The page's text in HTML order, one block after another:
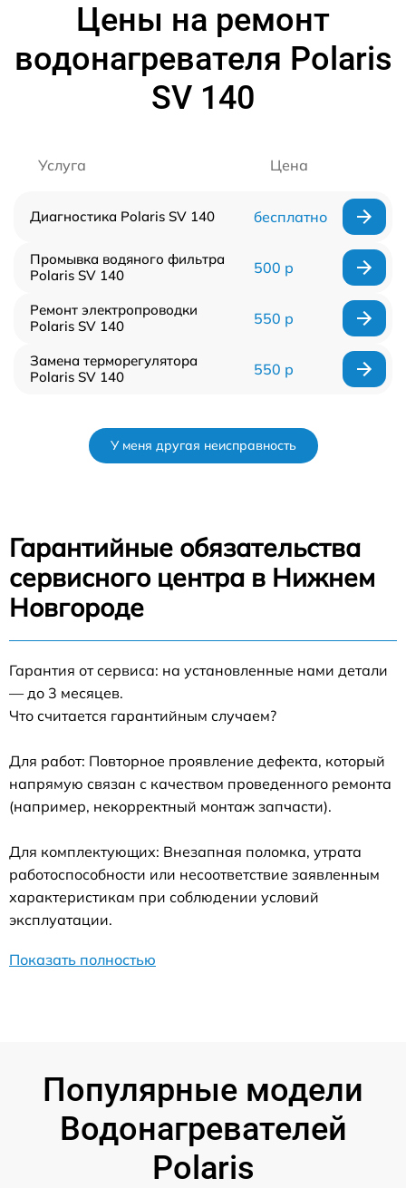
Цены на ремонт
водонагревателя Polaris
SV 140
Услуга Цена
Диагностика Polaris SV 140 бесплатно
Промывка водяного фильтра
Polaris SV 140
500 р
Ремонт электропроводки
Polaris SV 140
550 р
Замена терморегулятора
Polaris SV 140
550 р
У меня другая неисправность
Гарантийные обязательства
сервисного центра в Нижнем
Новгороде
Гарантия от сервиса: на установленные нами детали
— до 3 месяцев.
Что считается гарантийным случаем?
Для работ: Повторное проявление дефекта, который
напрямую связан с качеством проведенного ремонта
(например, некорректный монтаж запчасти).
Для комплектующих: Внезапная поломка, утрата
работоспособности или несоответствие заявленным
характеристикам при соблюдении условий
эксплуатации.
Показать полностью
Популярные модели
Водонагревателей
Polaris